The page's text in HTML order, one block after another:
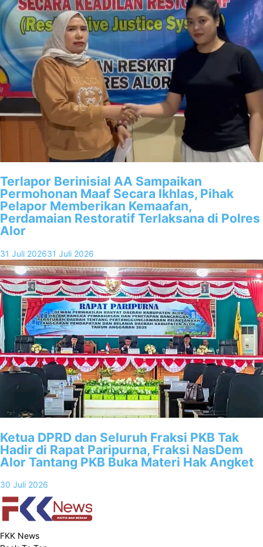
Terlapor Berinisial AA Sampaikan
Permohonan Maaf Secara Ikhlas, Pihak
Pelapor Memberikan Kemaafan,
Perdamaian Restoratif Terlaksana di Polres
Alor
31 Juli 202631 Juli 2026
Ketua DPRD dan Seluruh Fraksi PKB Tak
Hadir di Rapat Paripurna, Fraksi NasDem
Alor Tantang PKB Buka Materi Hak Angket
30 Juli 2026
FKK News